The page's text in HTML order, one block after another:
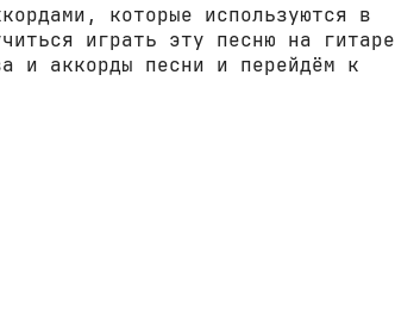
которые используются в
играть эту песню на гитаре
и аккорды песни и перейдём к